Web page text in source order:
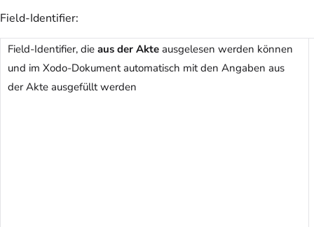
Field-Identifier:
Field-Identifier, die aus der Akte ausgelesen werden können
und im Xodo-Dokument automatisch mit den Angaben aus
der Akte ausgefüllt werden